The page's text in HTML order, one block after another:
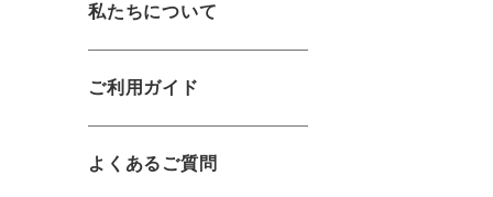
私たちについて
ご利用ガイド
よくあるご質問